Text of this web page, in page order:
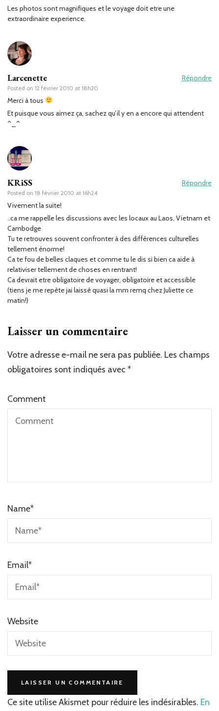
Les photos sont magnifiques et le voyage doit etre une
extraordinaire experience.
Larcenette
Posted on 12 février 2010 at 18h20
Répondre
Merci à tous
Et puisque vous aimez ça, sachez qu’il y en a encore qui attendent
^_^
KRiSS
Posted on 18 février 2010 at 16h24
Répondre
Vivement la suite!
..ca me rappelle les discussions avec les locaux au Laos, Vietnam et
Cambodge
Tu te retrouves souvent confronter à des différences culturelles
tellement énorme!
Ca te fou de belles claques et comme tu le dis si bien ca aide à
relativiser tellement de choses en rentrant!
Ca devrait etre obligatoire de voyager, obligatoire et accessible
(tiens je me repète jai laissé quasi la mm remq chez Juliette ce
matin!)
Laisser un commentaire
Votre adresse e-mail ne sera pas publiée. Les champs
obligatoires sont indiqués avec *
Comment
Name*
Email*
Website
Ce site utilise Akismet pour réduire les indésirables. En